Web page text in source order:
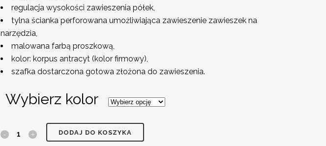
regulacja wysokości zawieszenia półek,
tylna ścianka perforowana umożliwiająca zawieszenie zawieszek na
narzędzia,
malowana farbą proszkową,
kolor: korpus antracyt (kolor firmowy),
szafka dostarczona gotowa złożona do zawieszenia.
Wybierz kolor
DODAJ DO KOSZYKA